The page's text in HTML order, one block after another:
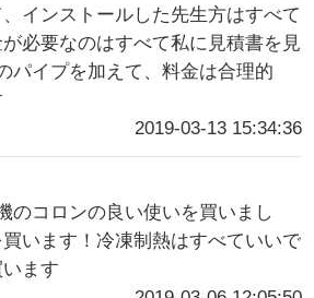
インストールした先生方はすべて
必要なのはすべて私に見積書を見
パイプを加えて、料金は合理的
2019-03-13 15:34:36
のコロンの良い使いを買いまし
います！冷凍制熱はすべていいで
ます